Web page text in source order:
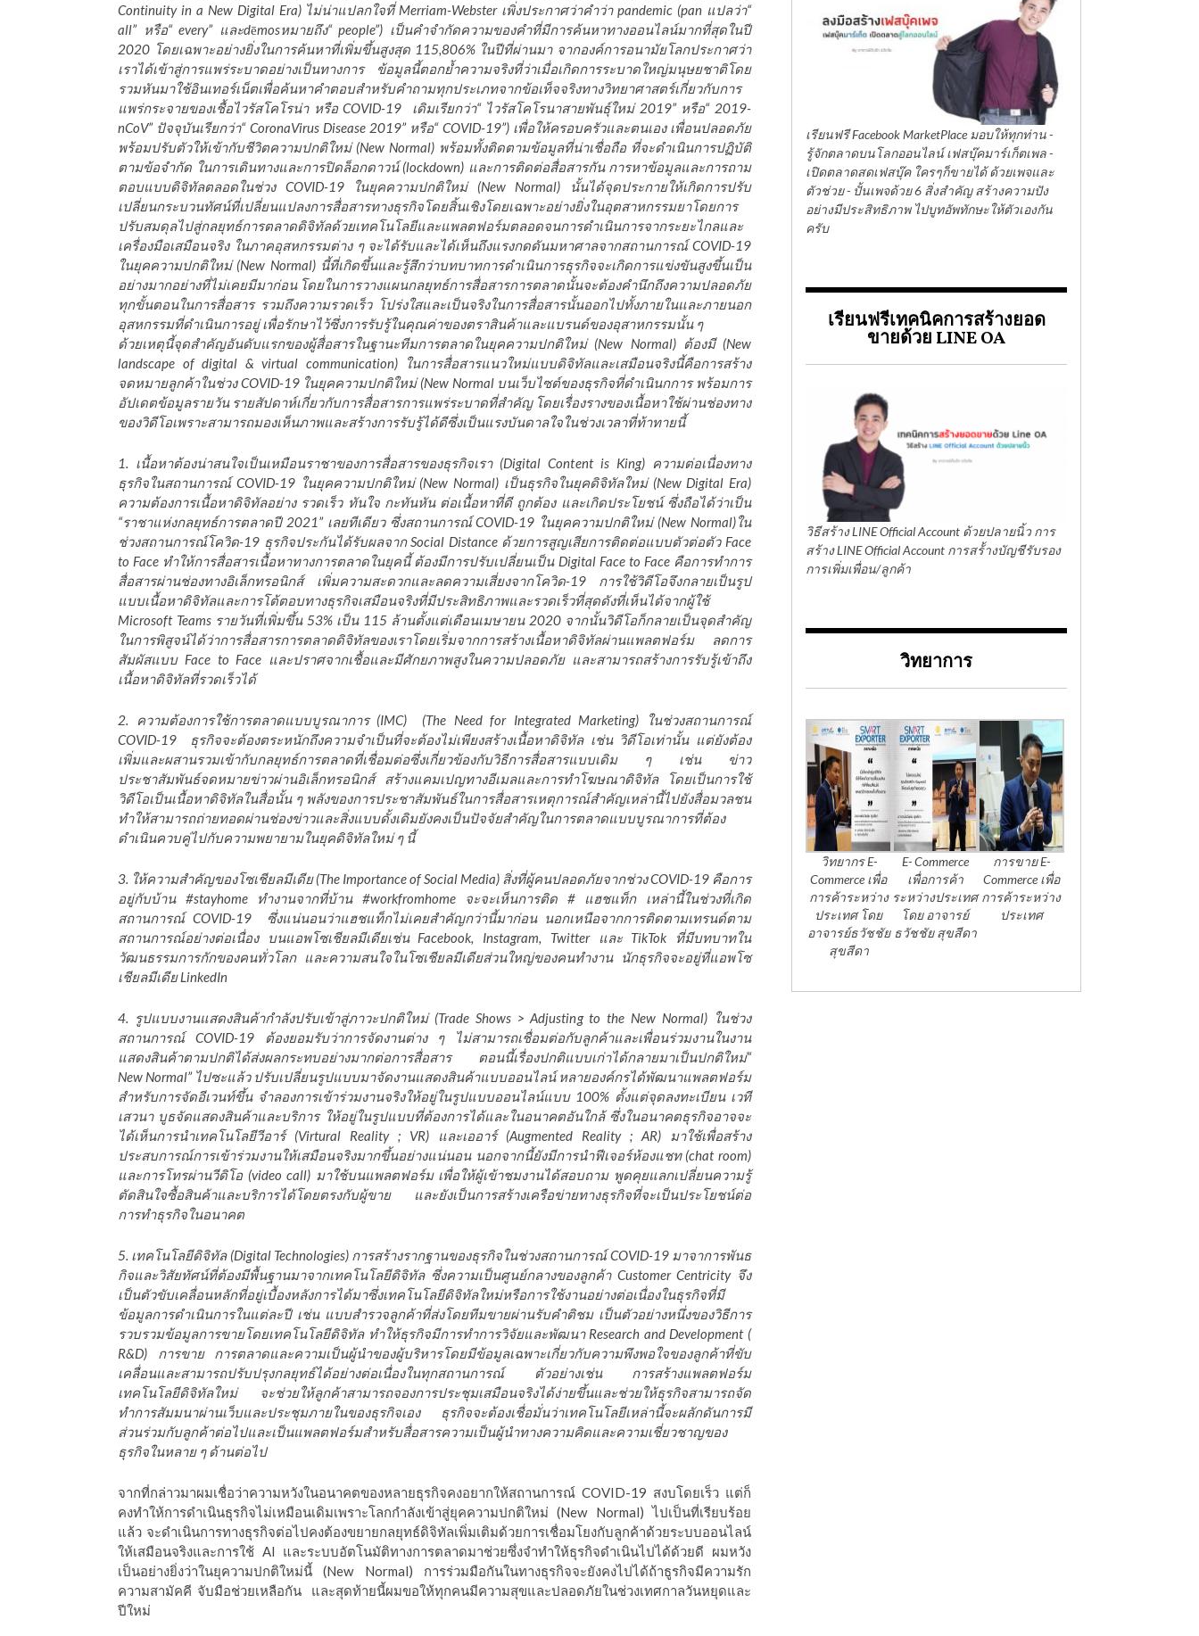
Continuity in a New Digital Era) ไม่น่าแปลกใจที่ Merriam-Webster เพิ่งประกาศว่าคำว่า pandemic (pan แปลว่า“
all” หรือ“ every” และdēmosหมายถึง“ people”) เป็นคำจำกัดความของคำที่มีการค้นหาทางออนไลน์มากที่สุดในปี
2020 โดยเฉพาะอย่างยิ่งในการค้นหาที่เพิ่มขึ้นสูงสุด 115,806% ในปีที่ผ่านมา จากองค์การอนามัยโลกประกาศว่า
เราได้เข้าสู่การแพร่ระบาดอย่างเป็นทางการ ข้อมูลนี้ตอกย้ำความจริงที่ว่าเมื่อเกิดการระบาดใหญ่มนุษยชาติโดย
รวมหันมาใช้อินเทอร์เน็ตเพื่อค้นหาคำตอบสำหรับคำถามทุกประเภทจากข้อเท็จจริงทางวิทยาศาสตร์เกี่ยวกับการ
แพร่กระจายของเชื้อไวรัสโคโรน่า หรือ COVID-19 เดิมเรียกว่า“ ไวรัสโคโรนาสายพันธุ์ใหม่ 2019” หรือ“ 2019-
nCoV” ปัจจุบันเรียกว่า“ CoronaVirus Disease 2019” หรือ“ COVID-19”) เพื่อให้ครอบครัวและตนเอง เพื่อนปลอดภัย
พร้อมปรับตัวให้เข้ากับชีวิตความปกติใหม่ (New Normal) พร้อมทั้งติดตามข้อมูลที่น่าเชื่อถือ ที่จะดำเนินการปฏิบัติ
ตามข้อจำกัด ในการเดินทางและการปิดล็อกดาวน์ (lockdown) และการติดต่อสื่อสารกัน การหาข้อมูลและการถาม
ตอบแบบดิจิทัลตลอดในช่วง COVID-19 ในยุคความปกติใหม่ (New Normal) นั้นได้จุดประกายให้เกิดการปรับ
เปลี่ยนกระบวนทัศน์ที่เปลี่ยนแปลงการสื่อสารทางธุรกิจโดยสิ้นเชิงโดยเฉพาะอย่างยิ่งในอุตสาหกรรมยาโดยการ
ปรับสมดุลไปสู่กลยุทธ์การตลาดดิจิทัลด้วยเทคโนโลยีและแพลตฟอร์มตลอดจนการดำเนินการจากระยะไกลและ
เครื่องมือเสมือนจริง ในภาคอุสหกรรมต่าง ๆ จะได้รับและได้เห็นถึงแรงกดดันมหาศาลจากสถานการณ์ COVID-19
ในยุคความปกติใหม่ (New Normal) นี้ที่เกิดขึ้นและรู้สึกว่าบทบาทการดำเนินการธุรกิจจะเกิดการแข่งขันสูงขึ้นเป็น
อย่างมากอย่างที่ไม่เคยมีมาก่อน โดยในการวางแผนกลยุทธ์การสื่อสารการตลาดนั้นจะต้องคำนึกถึงความปลอดภัย
ทุกขั้นตอนในการสื่อสาร รวมถึงความรวดเร็ว โปร่งใสและเป็นจริงในการสื่อสารนั้นออกไปทั้งภายในและภายนอก
อุสหกรรมที่ดำเนินการอยู่ เพื่อรักษาไว้ซึ่งการรับรู้ในคุณค่าของตราสินค้าและแบรนด์ของอุสาหกรรมนั้น ๆ
ด้วยเหตุนี้จุดสำคัญอันดับแรกของผู้สื่อสารในฐานะทีมการตลาดในยุคความปกติใหม่ (New Normal) ต้องมี (New
landscape of digital & virtual communication) ในการสื่อสารแนวใหม่แบบดิจิทัลและเสมือนจริงนี้คือการสร้าง
จดหมายลูกค้าในช่วง COVID-19 ในยุคความปกติใหม่ (New Normal บนเว็บไซต์ของธุรกิจที่ดำเนินกการ พร้อมการ
อัปเดตข้อมูลรายวัน รายสัปดาห์เกี่ยวกับการสื่อสารการแพร่ระบาดที่สำคัญ โดยเรื่องรางของเนื้อหาใช้ผ่านช่องทาง
ของวิดีโอเพราะสามารถมองเห็นภาพและสร้างการรับรู้ได้ดีซึ่งเป็นแรงบันดาลใจในช่วงเวลาที่ท้าทายนี้
1. เนื้อหาต้องน่าสนใจเป็นเหมือนราชาของการสื่อสารของธุรกิจเรา (Digital Content is King) ความต่อเนื่องทาง
ธุรกิจในสถานการณ์ COVID-19 ในยุคความปกติใหม่ (New Normal) เป็นธุรกิจในยุคดิจิทัลใหม่ (New Digital Era)
ความต้องการเนื้อหาดิจิทัลอย่าง รวดเร็ว ทันใจ กะทันหัน ต่อเนื้อหาที่ดี ถูกต้อง และเกิดประโยชน์ ซึ่งถือได้ว่าเป็น
“ราชาแห่งกลยุทธ์การตลาดปี 2021” เลยทีเดียว ซึ่งสถานการณ์ COVID-19 ในยุคความปกติใหม่ (New Normal)ใน
ช่วงสถานการณ์โควิด-19 ธุรกิจประกันได้รับผลจาก Social Distance ด้วยการสูญเสียการติดต่อแบบตัวต่อตัว Face
to Face ทำให้การสื่อสารเนื้อหาทางการตลาดในยุคนี้ ต้องมีการปรับเปลี่ยนเป็น Digital Face to Face คือการทำการ
สื่อสารผ่านช่องทางอิเล็กทรอนิกส์ เพิ่มความสะดวกและลดความเสี่ยงจากโควิด-19 การใช้วิดีโอจึงกลายเป็นรูป
แบบเนื้อหาดิจิทัลและการโต้ตอบทางธุรกิจเสมือนจริงที่มีประสิทธิภาพและรวดเร็วที่สุดดังที่เห็นได้จากผู้ใช้
Microsoft Teams รายวันที่เพิ่มขึ้น 53% เป็น 115 ล้านตั้งแต่เดือนเมษายน 2020 จากนั้นวิดีโอก็กลายเป็นจุดสำคัญ
ในการพิสูจน์ได้ว่าการสื่อสารการตลาดดิจิทัลของเราโดยเริ่มจากการสร้างเนื้อหาดิจิทัลผ่านแพลตฟอร์ม ลดการ
สัมผัสแบบ Face to Face และปราศจากเชื้อและมีศักยภาพสูงในความปลอดภัย และสามารถสร้างการรับรู้เข้าถึง
เนื้อหาดิจิทัลที่รวดเร็วได้
2. ความต้องการใช้การตลาดแบบบูรณาการ (IMC) (The Need for Integrated Marketing) ในช่วงสถานการณ์
COVID-19 ธุรกิจจะต้องตระหนักถึงความจำเป็นที่จะต้องไม่เพียงสร้างเนื้อหาดิจิทัล เช่น วิดีโอเท่านั้น แต่ยังต้อง
เพิ่มและผสานรวมเข้ากับกลยุทธ์การตลาดที่เชื่อมต่อซึ่งเกี่ยวข้องกับวิธีการสื่อสารแบบเดิม ๆ เช่น ข่าว
ประชาสัมพันธ์จดหมายข่าวผ่านอิเล็กทรอนิกส์ สร้างแคมเปญทางอีเมลและการทำโฆษณาดิจิทัล โดยเป็นการใช้
วิดีโอเป็นเนื้อหาดิจิทัลในสื่อนั้น ๆ พลังของการประชาสัมพันธ์ในการสื่อสารเหตุการณ์สำคัญเหล่านี้ไปยังสื่อมวลชน
ทำให้สามารถถ่ายทอดผ่านช่องข่าวและสิ่งแบบดั้งเดิมยังคงเป็นปัจจัยสำคัญในการตลาดแบบบูรณาการที่ต้อง
ดำเนินควบคู่ไปกับความพยายามในยุคดิจิทัลใหม่ ๆ นี้
3. ให้ความสำคัญของโซเชียลมีเดีย (The Importance of Social Media) สิ่งที่ผู้คนปลอดภัยจากช่วง COVID-19 คือการ
อยู่กับบ้าน #stayhome ทำงานจากที่บ้าน #workfromhome จะจะเห็นการติด # แฮชแท็ก เหล่านี้ในช่วงที่เกิด
สถานการณ์ COVID-19 ซึ่งแน่นอนว่าแฮชแท็กไม่เคยสำคัญกว่านี้มาก่อน นอกเหนือจากการติดตามเทรนด์ตาม
สถานการณ์อย่างต่อเนื่อง บนแอพโซเชียลมีเดียเช่น Facebook, Instagram, Twitter และ TikTok ที่มีบทบาทใน
วัฒนธรรมการกักของคนทั่วโลก และความสนใจในโซเชียลมีเดียส่วนใหญ่ของคนทำงาน นักธุรกิจจะอยู่ที่แอพโซ
เชียลมีเดีย LinkedIn
4. รูปแบบงานแสดงสินค้ากำลังปรับเข้าสู่ภาวะปกติใหม่ (Trade Shows > Adjusting to the New Normal) ในช่วง
สถานการณ์ COVID-19 ต้องยอมรับว่าการจัดงานต่าง ๆ ไม่สามารถเชื่อมต่อกับลูกค้าและเพื่อนร่วมงานในงาน
แสดงสินค้าตามปกติได้ส่งผลกระทบอย่างมากต่อการสื่อสาร ตอนนี้เรื่องปกติแบบเก่าได้กลายมาเป็นปกติใหม่“
New Normal” ไปซะแล้ว ปรับเปลี่ยนรูปแบบมาจัดงานแสดงสินค้าแบบออนไลน์ หลายองค์กรได้พัฒนาแพลตฟอร์ม
สำหรับการจัดอีเวนท์ขึ้น จำลองการเข้าร่วมงานจริงให้อยู่ในรูปแบบออนไลน์แบบ 100% ตั้งแต่จุดลงทะเบียน เวที
เสวนา บูธจัดแสดงสินค้าและบริการ ให้อยู่ในรูปแบบที่ต้องการได้และในอนาคตอันใกล้ ซึ่งในอนาคตธุรกิจอาจจะ
ได้เห็นการนำเทคโนโลยีวีอาร์ (Virtural Reality ; VR) และเออาร์ (Augmented Reality ; AR) มาใช้เพื่อสร้าง
ประสบการณ์การเข้าร่วมงานให้เสมือนจริงมากขึ้นอย่างแน่นอน นอกจากนี้ยังมีการนำฟีเจอร์ห้องแชท (chat room)
และการโทรผ่านวีดิโอ (video call) มาใช้บนแพลตฟอร์ม เพื่อให้ผู้เข้าชมงานได้สอบถาม พูดคุยแลกเปลี่ยนความรู้
ตัดสินใจซื้อสินค้าและบริการได้โดยตรงกับผู้ขาย และยังเป็นการสร้างเครือข่ายทางธุรกิจที่จะเป็นประโยชน์ต่อ
การทำธุรกิจในอนาคต
5. เทคโนโลยีดิจิทัล (Digital Technologies) การสร้างรากฐานของธุรกิจในช่วงสถานการณ์ COVID-19 มาจาการพันธ
กิจและวิสัยทัศน์ที่ต้องมีพื้นฐานมาจากเทคโนโลยีดิจิทัล ซึ่งความเป็นศูนย์กลางของลูกค้า Customer Centricity จึง
เป็นตัวขับเคลื่อนหลักที่อยู่เบื้องหลังการได้มาซึ่งเทคโนโลยีดิจิทัลใหม่หรือการใช้งานอย่างต่อเนื่องในธุรกิจที่มี
ข้อมูลการดำเนินการในแต่ละปี เช่น แบบสำรวจลูกค้าที่ส่งโดยทีมขายผ่านรับคำติชม เป็นตัวอย่างหนึ่งของวิธีการ
รวบรวมข้อมูลการขายโดยเทคโนโลยีดิจิทัล ทำให้ธุรกิจมีการทำการวิจัยและพัฒนา Research and Development (
R&D) การขาย การตลาดและความเป็นผู้นำของผู้บริหารโดยมีข้อมูลเฉพาะเกี่ยวกับความพึงพอใจของลูกค้าที่ขับ
เคลื่อนและสามารถปรับปรุงกลยุทธ์ได้อย่างต่อเนื่องในทุกสถานการณ์ ตัวอย่างเช่น การสร้างแพลตฟอร์ม
เทคโนโลยีดิจิทัลใหม่ จะช่วยให้ลูกค้าสามารถจองการประชุมเสมือนจริงได้ง่ายขึ้นและช่วยให้ธุรกิจสามารถจัด
ทำการสัมมนาผ่านเว็บและประชุมภายในของธุรกิจเอง ธุรกิจจะต้องเชื่อมั่นว่าเทคโนโลยีเหล่านี้จะผลักดันการมี
ส่วนร่วมกับลูกค้าต่อไปและเป็นแพลตฟอร์มสำหรับสื่อสารความเป็นผู้นำทางความคิดและความเชี่ยวชาญของ
ธุรกิจในหลาย ๆ ด้านต่อไป
จากที่กล่าวมาผมเชื่อว่าความหวังในอนาคตของหลายธุรกิจคงอยากให้สถานการณ์ COVID-19 สงบโดยเร็ว แต่ก็
คงทำให้การดำเนินธุรกิจไม่เหมือนเดิมเพราะโลกกำลังเข้าสู่ยุคความปกติใหม่ (New Normal) ไปเป็นที่เรียบร้อย
แล้ว จะดำเนินการทางธุรกิจต่อไปคงต้องขยายกลยุทธ์ดิจิทัลเพิ่มเติมด้วยการเชื่อมโยงกับลูกค้าด้วยระบบออนไลน์
ให้เสมือนจริงและการใช้ AI และระบบอัตโนมัติทางการตลาดมาช่วยซึ่งจำทำให้ธุรกิจดำเนินไปได้ด้วยดี ผมหวัง
เป็นอย่างยิ่งว่าในยุความปกติใหม่นี้ (New Normal) การร่วมมือกันในทางธุรกิจจะยังคงไปได้ถ้าธูรกิจมีความรัก
ความสามัคคี จับมือช่วยเหลือกัน และสุดท้ายนี้ผมขอให้ทุกคนมีความสุขและปลอดภัยในช่วงเทศกาลวันหยุดและ
ปีใหม่
เรียนฟรี Facebook MarketPlace มอบให้ทุกท่าน -
รู้จักตลาดบนโลกออนไลน์ เฟสบุ๊คมาร์เก็ตเพล -
เปิดตลาดสดเฟสบุ๊ค ใครๆก็ขายได้ ด้วยเพจและ
ตัวช่วย - ปั้นเพจด้วย 6 สิ่งสำคัญ สร้างความปัง
อย่างมีประสิทธิภาพ ไปบูทอัพทักษะให้ตัวเองกัน
ครับ
เรียนฟรีเทคนิคการสร้างยอด
ขายด้วย LINE OA
วิธีสร้าง LINE Official Account ด้วยปลายนิ้ว การ
สร้าง LINE Official Account การสร้้างบัญชีรับรอง
การเพิ่มเพื่อน/ลูกค้า
วิทยาการ
วิทยากร E-
Commerce เพื่อ
การค้าระหว่าง
ประเทศ โดย
อาจารย์ธวัชชัย
สุขสีดา
E- Commerce
เพื่อการค้า
ระหว่างประเทศ
โดย อาจารย์
ธวัชชัย สุขสีดา
การขาย E-
Commerce เพื่อ
การค้าระหว่าง
ประเทศ